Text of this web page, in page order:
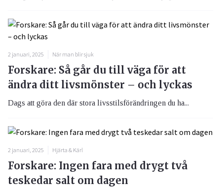
2 januari, 2025 När man blir sjuk
Forskare: Så går du till väga för att
ändra ditt livsmönster – och lyckas
Dags att göra den där stora livsstilsförändringen du ha...
2 januari, 2025 Hjärta & Kärl
Forskare: Ingen fara med drygt två
teskedar salt om dagen